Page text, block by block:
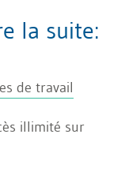
médicaux
tiers en raison
la suite:
de travail
illimité sur